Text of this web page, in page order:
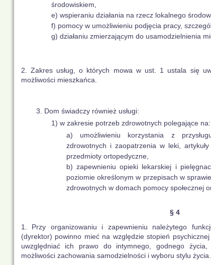
środowiskiem,
e) wspieraniu działania na rzecz lokalnego
f) pomocy w umożliwieniu podjęcia pracy,
g) działaniu zmierzającym do usamodzielnienia
2. Zakres usług, o których mowa w ust. 1 ustala się
możliwości mieszkańca.
3. Dom świadczy również usługi:
1) w zakresie potrzeb zdrowotnych polegające na:
a) umożliwieniu korzystania z
zdrowotnych i zaopatrzenia w leki,
przedmioty ortopedyczne,
b) zapewnieniu opieki lekarskiej i
poziomie określonym w przepisach w
zdrowotnych w domach pomocy społecznej
§ 4
1. Przy organizowaniu i zapewnieniu należytego
(dyrektor) powinno mieć na względzie stopień
uwzględniać ich prawo do intymnego, godnego
możliwości zachowania samodzielności i wyboru stylu życia.